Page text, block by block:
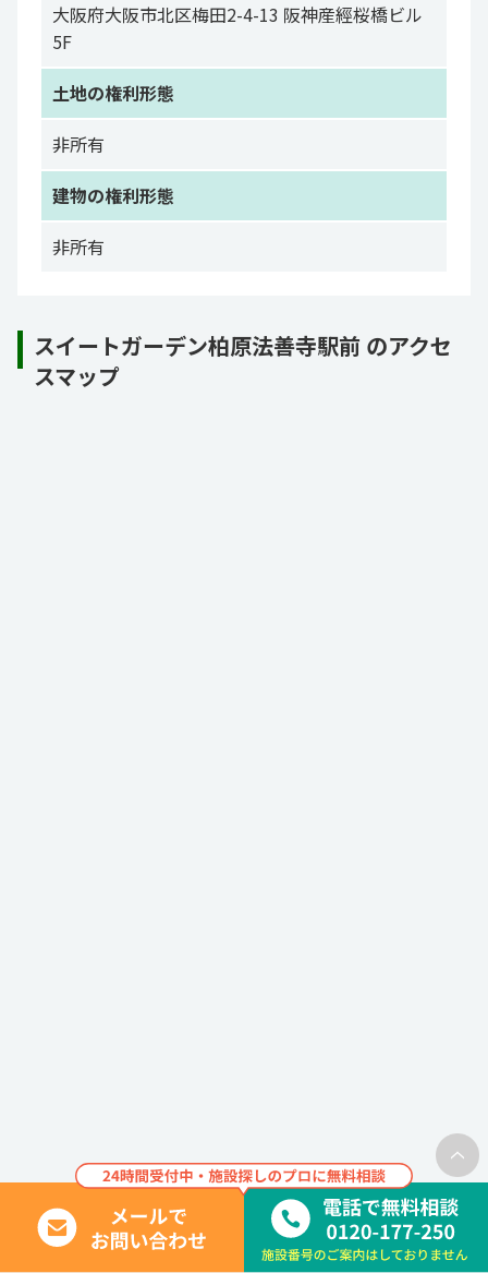
大阪府大阪市北区梅田2-4-13 阪神産經桜橋ビル
5F
土地の権利形態
非所有
建物の権利形態
非所有
スイートガーデン柏原法善寺駅前 のアクセ
スマップ